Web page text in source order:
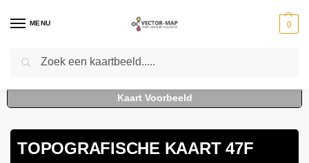
MENU 0
Home - Kaarten - Topografische kaarten
TOPOGRAFISCHE KAART 47F